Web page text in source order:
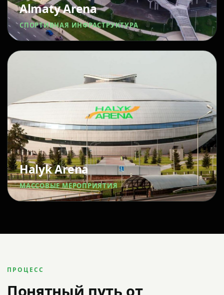
Almaty Arena
СПОРТИВНАЯ ИНФРАСТРУКТУРА
Halyk Arena
МАССОВЫЕ МЕРОПРИЯТИЯ
ПРОЦЕСС
Понятный путь от